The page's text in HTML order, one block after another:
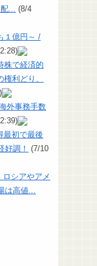
...
(8/4
１億円～ /
株で経済的
利どり、
外事務手数
最初で最後
好調！
(7/10
シアやアメ
は高値...